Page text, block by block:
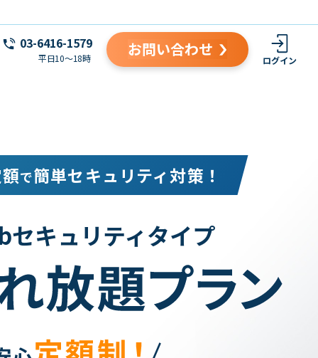
03-6416-1579
平日10～18時 お問い合わせ
ログイン
で簡単セキュリティ対策！
セキュリティタイプ